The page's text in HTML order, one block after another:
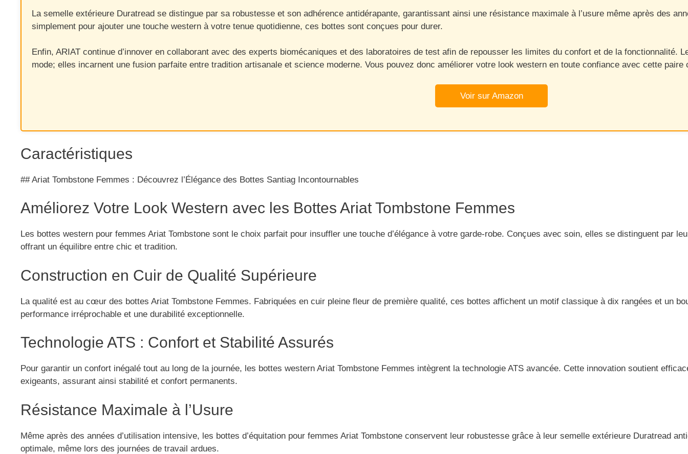
La semelle extérieure Duratread se distingue par sa robustesse et son adhérence antidérapante, garantissant ainsi une résistance maximale à l’usure même après des
simplement pour ajouter une touche western à votre tenue quotidienne, ces bottes sont conçues pour durer.
Enfin, ARIAT continue d’innover en collaborant avec des experts biomécaniques et des laboratoires de test afin de repousser les limites du confort et de la fonctionnalité.
mode; elles incarnent une fusion parfaite entre tradition artisanale et science moderne. Vous pouvez donc améliorer votre look western en toute confiance avec cette paire
Voir sur Amazon
Caractéristiques
## Ariat Tombstone Femmes : Découvrez l’Élégance des Bottes Santiag Incontournables
Améliorez Votre Look Western avec les Bottes Ariat Tombstone Femmes
Les bottes western pour femmes Ariat Tombstone sont le choix parfait pour insuffler une touche d’élégance à votre garde-robe. Conçues avec soin, elles se distinguent par
offrant un équilibre entre chic et tradition.
Construction en Cuir de Qualité Supérieure
La qualité est au cœur des bottes Ariat Tombstone Femmes. Fabriquées en cuir pleine fleur de première qualité, ces bottes affichent un motif classique à dix rangées et un
performance irréprochable et une durabilité exceptionnelle.
Technologie ATS : Confort et Stabilité Assurés
Pour garantir un confort inégalé tout au long de la journée, les bottes western Ariat Tombstone Femmes intègrent la technologie ATS avancée. Cette innovation soutient
exigeants, assurant ainsi stabilité et confort permanents.
Résistance Maximale à l’Usure
Même après des années d’utilisation intensive, les bottes d’équitation pour femmes Ariat Tombstone conservent leur robustesse grâce à leur semelle extérieure Duratread
optimale, même lors des journées de travail ardues.